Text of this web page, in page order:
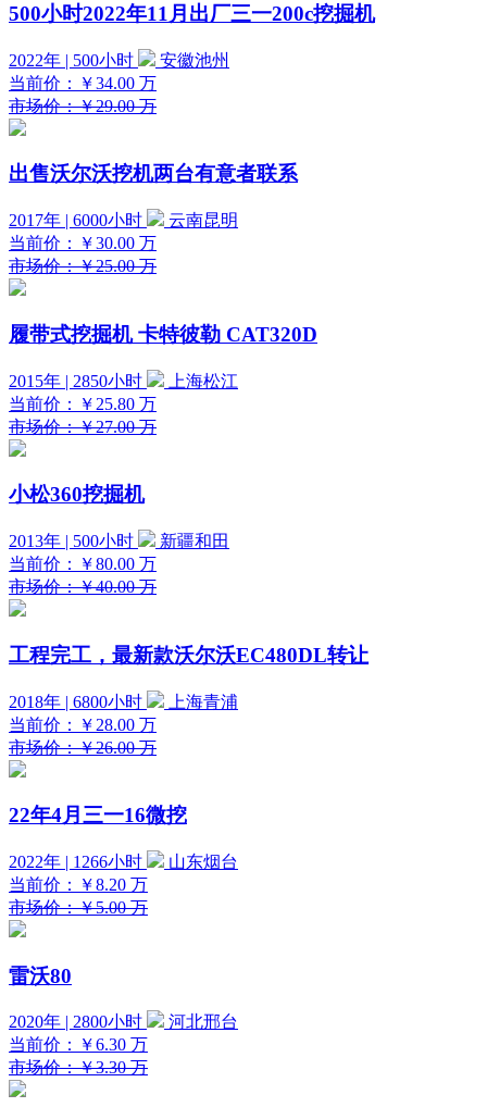
500小时2022年11月出厂三一200c挖掘机
2022年 | 500小时
安徽池州
当前价：
￥34.00 万
市场价：￥29.00 万
出售沃尔沃挖机两台有意者联系
2017年 | 6000小时
云南昆明
当前价：
￥30.00 万
市场价：￥25.00 万
履带式挖掘机 卡特彼勒 CAT320D
2015年 | 2850小时
上海松江
当前价：
￥25.80 万
市场价：￥27.00 万
小松360挖掘机
2013年 | 500小时
新疆和田
当前价：
￥80.00 万
市场价：￥40.00 万
工程完工，最新款沃尔沃EC480DL转让
2018年 | 6800小时
上海青浦
当前价：
￥28.00 万
市场价：￥26.00 万
22年4月三一16微挖
2022年 | 1266小时
山东烟台
当前价：
￥8.20 万
市场价：￥5.00 万
雷沃80
2020年 | 2800小时
河北邢台
当前价：
￥6.30 万
市场价：￥3.30 万